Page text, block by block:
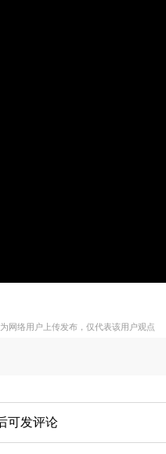
网络用户上传发布，仅代表该用户观点
可发评论